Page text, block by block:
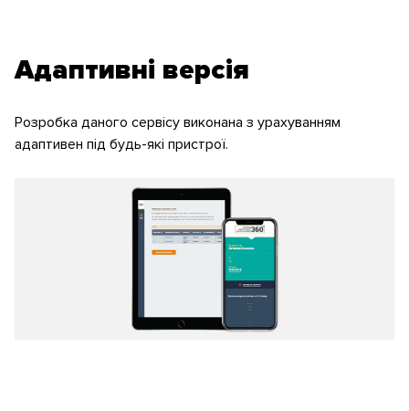
Адаптивні версія
Розробка даного сервісу виконана з урахуванням
адаптивен під будь-які пристрої.